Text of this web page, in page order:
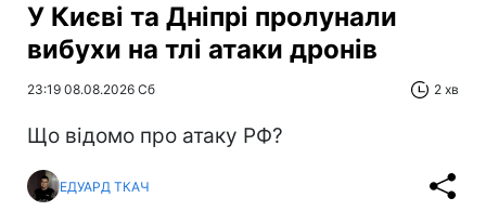
У Києві та Дніпрі пролунали
вибухи на тлі атаки дронів
23:19 08.08.2026 Сб 2 хв
Що відомо про атаку РФ?
ЕДУАРД ТКАЧ